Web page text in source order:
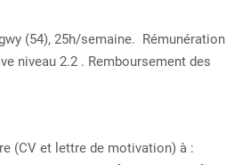
(54), 25h/semaine. Rémunération
niveau 2.2 . Remboursement des
(CV et lettre de motivation) à :